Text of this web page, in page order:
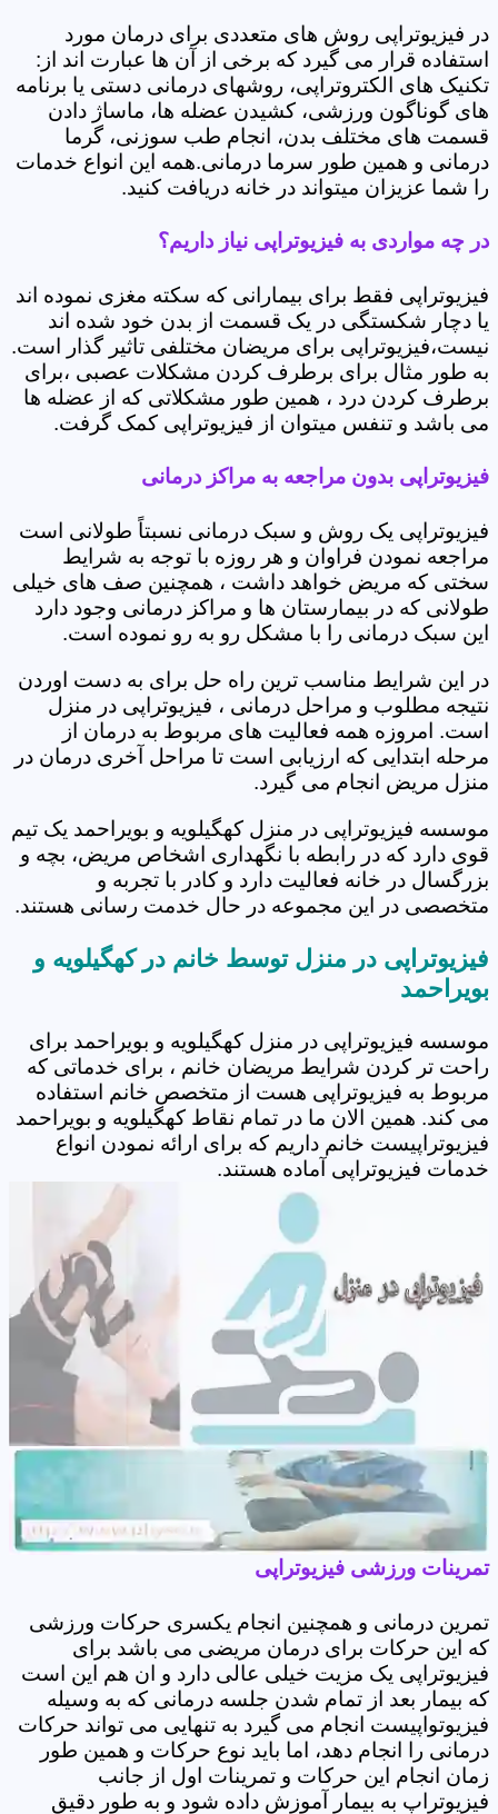
در فیزیوتراپی روش های متعددی برای درمان مورد
استفاده قرار می گیرد که برخی از آن ها عبارت اند از:
تکنیک های الکتروتراپی، روشهای درمانی دستی یا برنامه
های گوناگون ورزشی، کشیدن عضله ها، ماساژ دادن
قسمت های مختلف بدن، انجام طب سوزنی، گرما
درمانی و همین طور سرما درمانی.همه این انواع خدمات
را شما عزیزان میتواند در خانه دریافت کنید.
در چه مواردی به فیزیوتراپی نیاز داریم؟
فیزیوتراپی فقط برای بیمارانی که سکته مغزی نموده اند
یا دچار شکستگی در یک قسمت از بدن خود شده اند
نیست،فیزیوتراپی برای مریضان مختلفی تاثیر گذار است.
به طور مثال برای برطرف کردن مشکلات عصبی ،برای
برطرف کردن درد ، همین طور مشکلاتی که از عضله ها
می باشد و تنفس میتوان از فیزیوتراپی کمک گرفت.
فیزیوتراپی بدون مراجعه به مراکز درمانی
فیزیوتراپی یک روش و سبک درمانی نسبتاً طولانی است
مراجعه نمودن فراوان و هر روزه با توجه به شرایط
سختی که مریض خواهد داشت ، همچنین صف های خیلی
طولانی که در بیمارستان ها و مراکز درمانی وجود دارد
این سبک درمانی را با مشکل رو به رو نموده است.
در این شرایط مناسب ترین راه حل برای به دست اوردن
نتیجه مطلوب و مراحل درمانی ، فیزیوتراپی در منزل
است. امروزه همه فعالیت های مربوط به درمان از
مرحله ابتدایی که ارزیابی است تا مراحل آخری درمان در
منزل مریض انجام می گیرد.
موسسه فیزیوتراپی در منزل کهگیلویه و بویراحمد یک تیم
قوی دارد که در رابطه با نگهداری اشخاص مریض، بچه و
بزرگسال در خانه فعالیت دارد و کادر با تجربه و
متخصصی در این مجموعه در حال خدمت رسانی هستند.
فیزیوتراپی در منزل توسط خانم در کهگیلویه و
بویراحمد
موسسه فیزیوتراپی در منزل کهگیلویه و بویراحمد برای
راحت تر کردن شرایط مریضان خانم ، برای خدماتی که
مربوط به فیزیوتراپی هست از متخصص خانم استفاده
می کند. همین الان ما در تمام نقاط کهگیلویه و بویراحمد
فیزیوتراپیست خانم داریم که برای ارائه نمودن انواع
خدمات فیزیوتراپی آماده هستند.
تمرینات ورزشی فیزیوتراپی
تمرین درمانی و همچنین انجام یکسری حرکات ورزشی
که این حرکات برای درمان مریضی می باشد برای
فیزیوتراپی یک مزیت خیلی عالی دارد و ان هم این است
که بیمار بعد از تمام شدن جلسه درمانی که به وسیله
فیزیوتواپیست انجام می گیرد به تنهایی می تواند حرکات
درمانی را انجام دهد، اما باید نوع حرکات و همین طور
زمان انجام این حرکات و تمرینات اول از جانب
فیزیوتراپ به بیمار آموزش داده شود و به طور دقیق